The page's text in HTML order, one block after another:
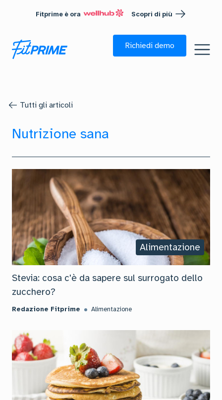
Fitprime è ora Scopri di più
Richiedi demo
Tutti gli articoli
Nutrizione sana
Alimentazione
Stevia: cosa c'è da sapere sul surrogato dello
zucchero?
Redazione Fitprime Alimentazione